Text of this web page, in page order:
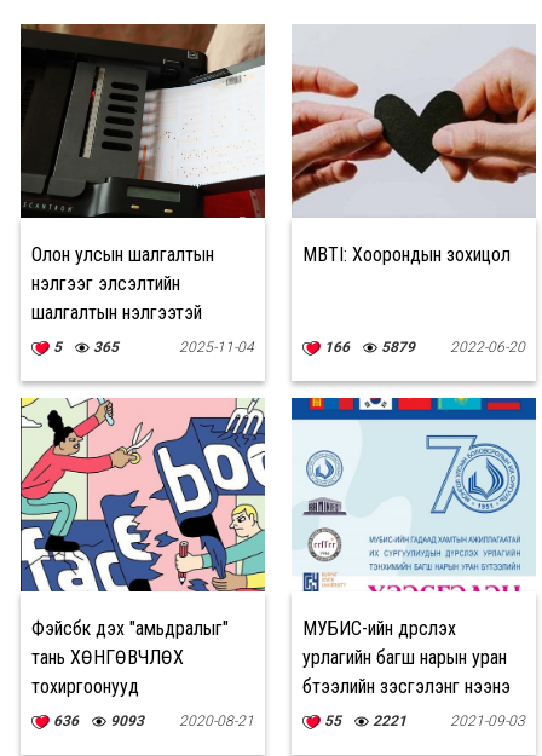
Олон улсын шалгалтын
үнэлгээг элсэлтийн
шалгалтын үнэлгээтэй
дүйцүүлэх цахим хүсэлт авах
дуусна
5 365 2025-11-04
MBTI: Хоорондын зохицол
166 5879 2022-06-20
Фэйсбүүк дэх "амьдралыг"
тань ХӨНГӨВЧЛӨХ
тохиргоонууд
636 9093 2020-08-21
МУБИС-ийн дүрслэх
урлагийн багш нарын уран
бүтээлийн үзэсгэлэнг нээнэ
55 2221 2021-09-03